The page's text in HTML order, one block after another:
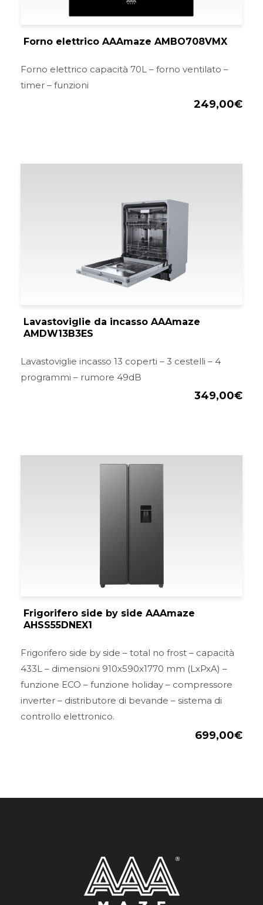
Forno elettrico AAAmaze AMBO708VMX
Forno elettrico capacità 70L – forno ventilato –
timer – funzioni
249,00€
Lavastoviglie da incasso AAAmaze
AMDW13B3ES
Lavastoviglie incasso 13 coperti – 3 cestelli – 4
programmi – rumore 49dB
Il
349,00€
Il
Frigorifero side by side AAAmaze
AHSS55DNEX1
Frigorifero side by side – total no frost – capacità
433L – dimensioni 910x590x1770 mm (LxPxA) –
funzione ECO – funzione holiday – compressore
inverter – distributore di bevande – sistema di
controllo elettronico.
Il
699,00€
Il